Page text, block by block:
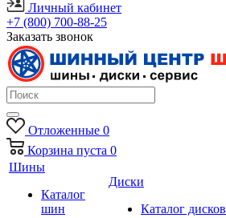
Личный кабинет
+7 (800) 700-88-25
Заказать звонок
Отложенные 0
Корзина пуста 0
Шины
Каталог
шин
Диски
Каталог дисков